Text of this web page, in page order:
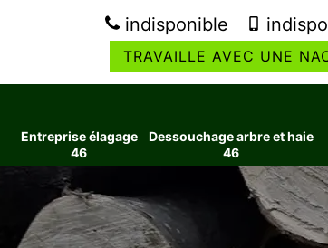
indisponible
TRAVAILLE AVEC UNE
Entreprise élagage
46
Dessouchage arbre et haie
46